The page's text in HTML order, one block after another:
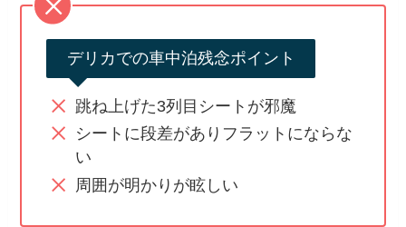
デリカでの車中泊残念ポイント
跳ね上げた3列目シートが邪魔
シートに段差がありフラットにならな
い
周囲が明かりが眩しい